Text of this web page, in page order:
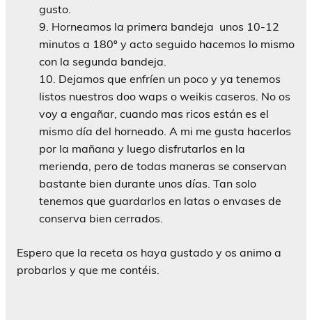
gusto.
Horneamos la primera bandeja unos 10-12
minutos a 180º y acto seguido hacemos lo mismo
con la segunda bandeja.
Dejamos que enfríen un poco y ya tenemos
listos nuestros doo waps o weikis caseros. No os
voy a engañar, cuando mas ricos están es el
mismo día del horneado. A mi me gusta hacerlos
por la mañana y luego disfrutarlos en la
merienda, pero de todas maneras se conservan
bastante bien durante unos días. Tan solo
tenemos que guardarlos en latas o envases de
conserva bien cerrados.
Espero que la receta os haya gustado y os animo a
probarlos y que me contéis.